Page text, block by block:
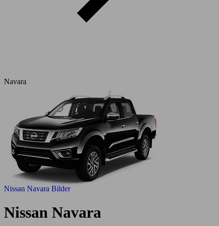
Navara
Nissan Navara Bilder
Nissan Navara